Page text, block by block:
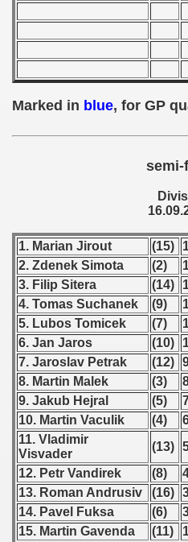
Marked in blue, for GP
semi-
1. Marian Jirout (15)
2. Zdenek Simota
(2)
3. Filip Sitera
(14)
4. Tomas Suchanek
(9)
5. Lubos Tomicek
(7)
6. Jan Jaros
(10)
7. Jaroslav Petrak
(12)
8. Martin Malek
(3)
9. Jakub Hejral
(5)
10. Martin Vaculik
(4)
11. Vladimir
Visvader
(13)
12. Petr Vandirek
(8)
13. Roman Andrusiv
(16)
14. Pavel Fuksa
(6)
15. Martin Gavenda
(11)
- 1953
- 1954
- 1959
- 1960
- 1961
- 1962
- 1963
- 1964
- 1965
- 1966
- 1967
- 1968